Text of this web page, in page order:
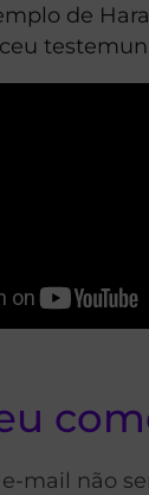
de
mail não